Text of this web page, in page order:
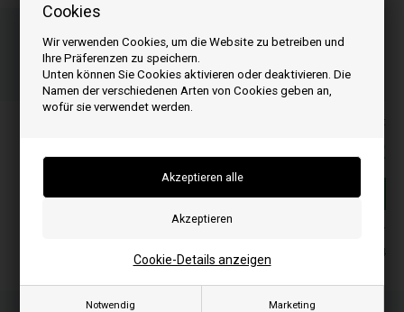
Cookies
Wir verwenden Cookies, um die Website zu betreiben und
Ihre Präferenzen zu speichern.
Unten können Sie Cookies aktivieren oder deaktivieren. Die
Namen der verschiedenen Arten von Cookies geben an,
wofür sie verwendet werden.
Notwendig Marketing
Cookie-Details anzeigen
Schnelle Lieferung - Paketnummer an E-Mail
03
ST.
15
MIN. SEK.
Alle Preise inkl. MwSt
115,00EUR
In den warenkorb
Auf lager
Lieferung 2-4